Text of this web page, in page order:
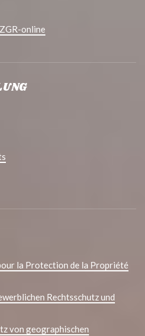
online
la Protection de la Propriété
Rechtsschutz und
von geographischen